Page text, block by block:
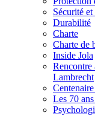
Sécurité
Durabilité
Charte
Charte de
Inside Jola
Rencontre
Lambrecht
Les 70